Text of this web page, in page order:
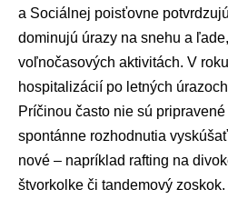
a Sociálnej poisťovne
dominujú úrazy na snehu a
voľnočasových aktivitách. V
hospitalizácií po letných
Príčinou často nie sú
spontánne rozhodnutia
nové – napríklad rafting na
štvorkolke či tandemový zoskok.